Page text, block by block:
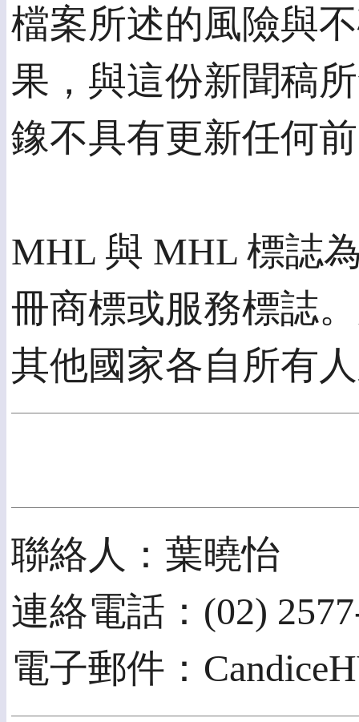
檔案所述的風險與
果，與這份新聞稿
鐌不具有更新任何
MHL 與 MHL 標誌
冊商標或服務標誌
其他國家各自所有
聯絡人：葉曉怡
連絡電話：(02)
電子郵件：